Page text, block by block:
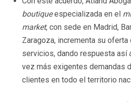
boutiqueespecializada en el
market, con sede en Madrid,
Zaragoza, incrementa su oferta
servicios, dando respuesta así
vez más exigentes demandas
clientes en todo el territorio